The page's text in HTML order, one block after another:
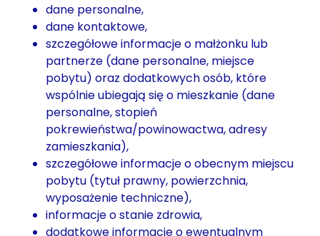
dane personalne,
dane kontaktowe,
szczegółowe informacje o małżonku lub
partnerze (dane personalne, miejsce
pobytu) oraz dodatkowych osób, które
wspólnie ubiegają się o mieszkanie (dane
personalne, stopień
pokrewieństwa/powinowactwa, adresy
zamieszkania),
szczegółowe informacje o obecnym miejscu
pobytu (tytuł prawny, powierzchnia,
wyposażenie techniczne),
informacje o stanie zdrowia,
dodatkowe informacje o ewentualnym